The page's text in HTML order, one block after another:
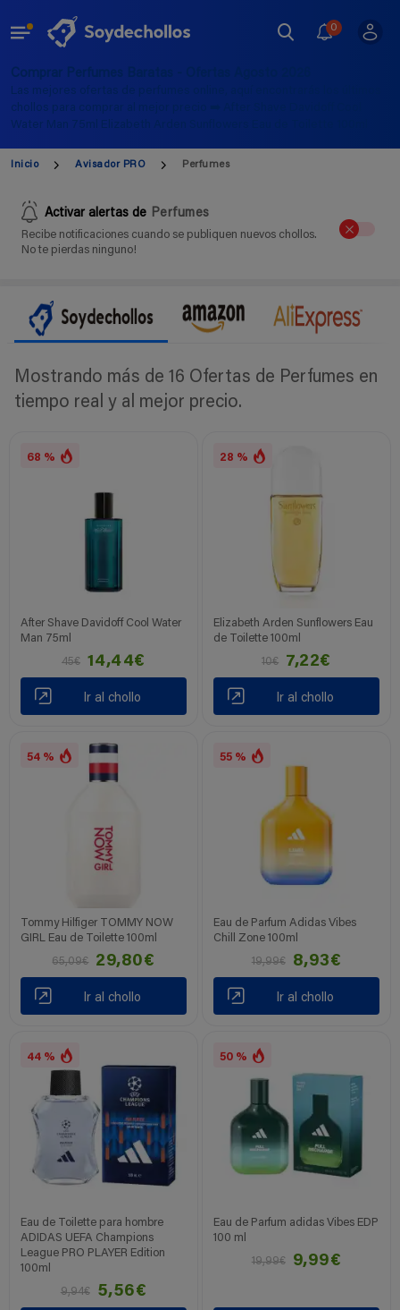
0
Comprar Perfumes Baratas - Ofertas Agosto 2026
Las mejores ofertas de perfumes online, aquí encontrarás los últimos
chollos para comprar al mejor precio ➡️ After Shave Davidoff Cool
Water Man 75ml Elizabeth Arden Sunflowers Eau de Toilette 100ml
Inicio Avisador PRO Perfumes
Activar alertas de Perfumes
Recibe notificaciones cuando se publiquen nuevos chollos.
No te pierdas ninguno!
Mostrando más de 16 Ofertas de Perfumes en
tiempo real y al mejor precio.
68 %
After Shave Davidoff Cool Water
Man 75ml
45€
14,44€
Ir al chollo
28 %
Elizabeth Arden Sunflowers Eau
de Toilette 100ml
10€
7,22€
Ir al chollo
54 %
Tommy Hilfiger TOMMY NOW
GIRL Eau de Toilette 100ml
65,09€
29,80€
Ir al chollo
55 %
Eau de Parfum Adidas Vibes
Chill Zone 100ml
19,99€
8,93€
Ir al chollo
44 %
Eau de Toilette para hombre
ADIDAS UEFA Champions
League PRO PLAYER Edition
100ml
9,94€
5,56€
50 %
Eau de Parfum adidas Vibes EDP
100 ml
19,99€
9,99€